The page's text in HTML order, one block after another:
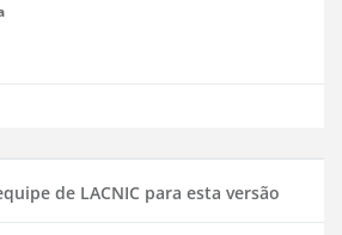
de LACNIC para esta versão